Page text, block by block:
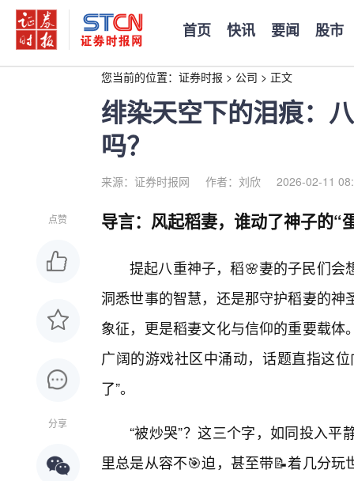
首页 快讯 要闻 股市
您当前的位置： 证券时报 > 公司 > 正文
绯染天空下的泪痕：
吗？
来源：证券时报网 作者：刘欣 2026-02-11
点赞
分享
导言：风起稻妻，谁动了神子的“
提起八重神子，稻🌸妻的子民们会
洞悉世事的智慧，还是那守护稻妻的
象征，更是稻妻文化与信仰的重要载
广阔的游戏社区中涌动，话题直指这
了”。
“被炒哭”？这三个字，如同投入
里总是从容不🎯迫，甚至带📝着几分